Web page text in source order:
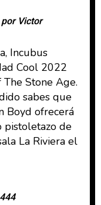
por Victor
Incubus
Cool 2022
Stone Age.
sabes que
Boyd ofrecerá
pistoletazo de
La Riviera el
444